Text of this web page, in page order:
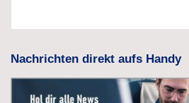
Nachrichten direkt aufs Handy